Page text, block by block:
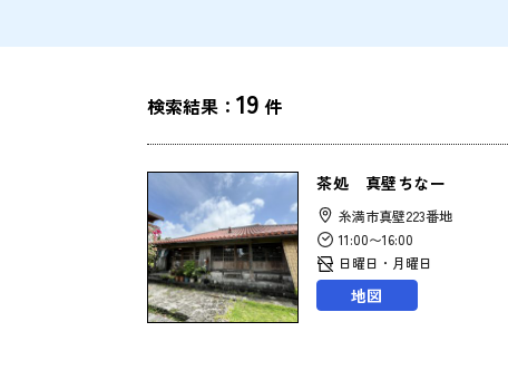
検索結果： 19 件
茶処 真壁ちなー
糸満市真壁223番地
11:00〜16:00
日曜日・月曜日
地図